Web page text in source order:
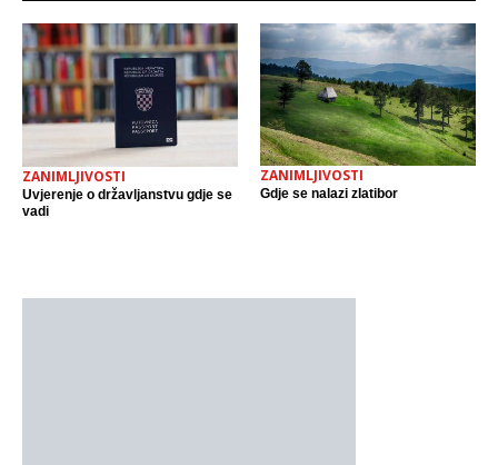
ZANIMLJIVOSTI
Uvjerenje o državljanstvu gdje se
vadi
ZANIMLJIVOSTI
Gdje se nalazi zlatibor